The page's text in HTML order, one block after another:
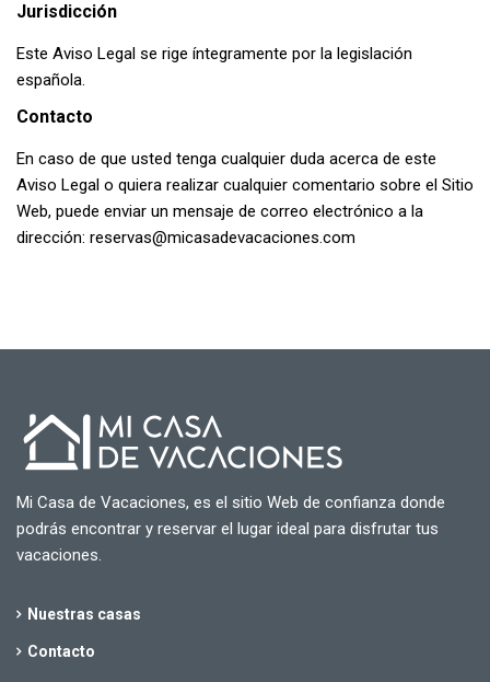
Jurisdicción
Este Aviso Legal se rige íntegramente por la legislación
española.
Contacto
En caso de que usted tenga cualquier duda acerca de este
Aviso Legal o quiera realizar cualquier comentario sobre el Sitio
Web, puede enviar un mensaje de correo electrónico a la
dirección: reservas@micasadevacaciones.com
Mi Casa de Vacaciones, es el sitio Web de confianza donde
podrás encontrar y reservar el lugar ideal para disfrutar tus
vacaciones.
Nuestras casas
Contacto